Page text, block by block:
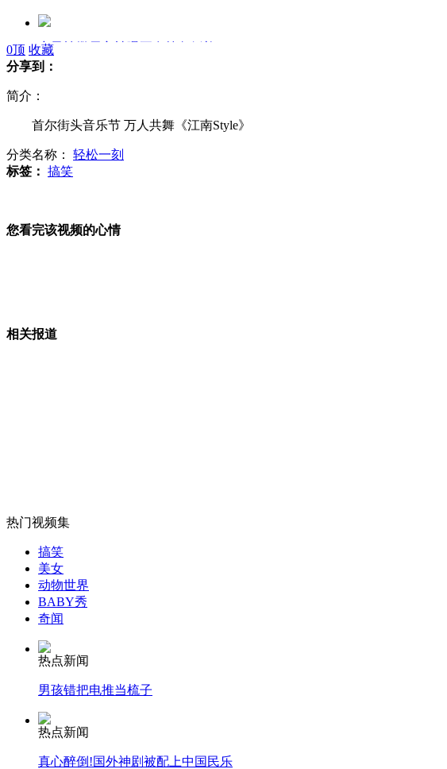
章子怡撒贝宁被曝正在筹备婚礼
南极游客近距离遭遇座头鲸
传罗琳将续写《哈利·波特》第8集
外交部：有关国家言论片面不公正
安徽一实载49人客车翻车
走！跟着总书记去植树
消防员救轻生者
0顶 收藏
分享到：
简介：
首尔街头音乐节 万人共舞《江南Style》
分类名称： 轻松一刻
标签： 搞笑
您看完该视频的心情
相关报道
热门视频集
搞笑
美女
动物世界
BABY秀
奇闻
热点新闻
男孩错把电推当梳子
热点新闻
真心醉倒!国外神剧被配上中国民乐